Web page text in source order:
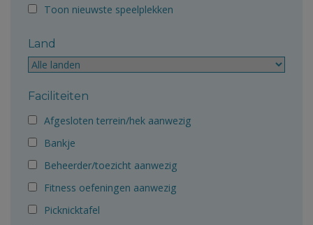
Toon nieuwste speelplekken
Land
Faciliteiten
Afgesloten terrein/hek aanwezig
Bankje
Beheerder/toezicht aanwezig
Fitness oefeningen aanwezig
Picknicktafel